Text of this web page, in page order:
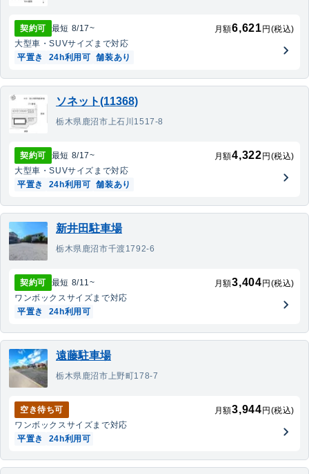
契約可 最短 8/17~ 月額6,621 円(税込)
大型車・SUVサイズまで対応
平置き
24h利用可 舗装あり
ソネット(11368)
栃木県鹿沼市上石川1517-8
契約可 最短 8/17~ 月額4,322 円(税込)
大型車・SUVサイズまで対応
平置き
24h利用可 舗装あり
新井田駐車場
栃木県鹿沼市千渡1792-6
契約可 最短 8/11~ 月額3,404 円(税込)
ワンボックスサイズまで対応
平置き
24h利用可
遠藤駐車場
栃木県鹿沼市上野町178-7
空き待ち可 月額3,944 円(税込)
ワンボックスサイズまで対応
平置き
24h利用可